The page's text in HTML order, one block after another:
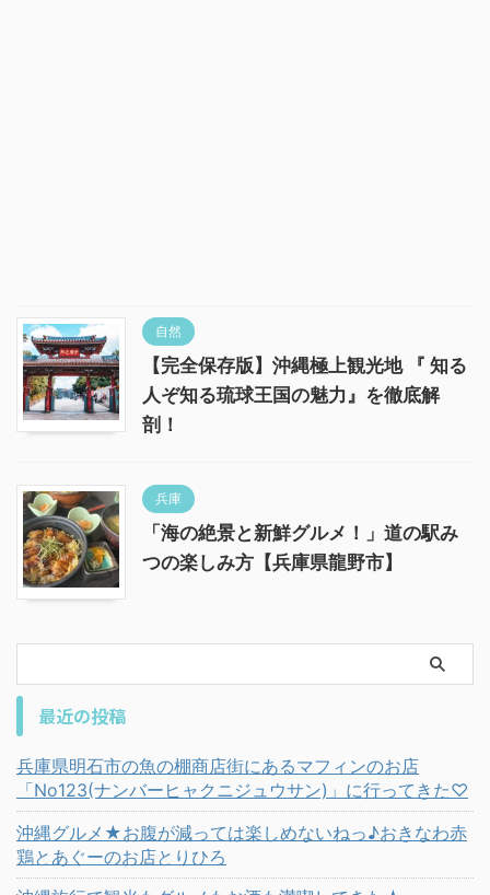
自然
【完全保存版】沖縄極上観光地 『 知る
人ぞ知る琉球王国の魅力』を徹底解
剖！
兵庫
「海の絶景と新鮮グルメ！」道の駅み
つの楽しみ方【兵庫県龍野市】
最近の投稿
兵庫県明石市の魚の棚商店街にあるマフィンのお店
「No123(ナンバーヒャクニジュウサン)」に行ってきた♡
沖縄グルメ★お腹が減っては楽しめないねっ♪おきなわ赤
鶏とあぐーのお店とりひろ